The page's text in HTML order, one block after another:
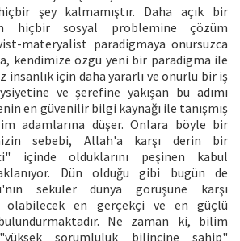
şey kalmamıştır. Daha açık bir
hiçbir sosyal problemine çözüm
materyalist paradigmaya onursuzca
kendimize özgü yeni bir paradigma ile
insanlık için daha yararlı ve onurlu bir iş
ve şerefine yakışan bu adımı
en güvenilir bilgi kaynağı ile tanışmış
adamlarına düşer. Onlara böyle bir
sebebi, Allah'a karşı derin bir
içinde olduklarını peşinen kabul
Dün olduğu gibi bugün de
seküler dünya görüşüne karşı
olabilecek en gerçekçi ve en güçlü
Ne zaman ki, bilim
sorumluluk bilincine sahip"